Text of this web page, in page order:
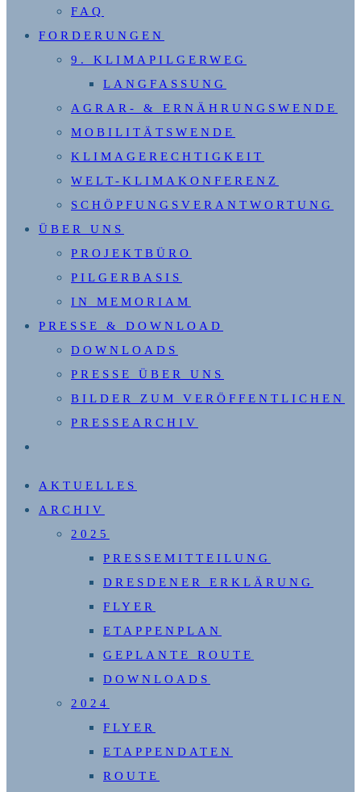
FAQ
FORDERUNGEN
9. KLIMAPILGERWEG
LANGFASSUNG
AGRAR- & ERNÄHRUNGSWENDE
MOBILITÄTSWENDE
KLIMAGERECHTIGKEIT
WELT-KLIMAKONFERENZ
SCHÖPFUNGSVERANTWORTUNG
ÜBER UNS
PROJEKTBÜRO
PILGERBASIS
IN MEMORIAM
PRESSE & DOWNLOAD
DOWNLOADS
PRESSE ÜBER UNS
BILDER ZUM VERÖFFENTLICHEN
PRESSEARCHIV
UMSCHALTEN
AKTUELLES
ARCHIV
2025
PRESSEMITTEILUNG
DRESDENER ERKLÄRUNG
FLYER
ETAPPENPLAN
GEPLANTE ROUTE
DOWNLOADS
2024
FLYER
ETAPPENDATEN
ROUTE